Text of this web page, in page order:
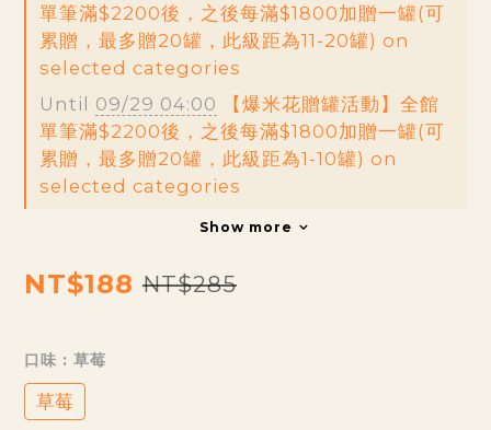
單筆滿$2200後，之後每滿$1800加贈一罐(可
累贈，最多贈20罐，此級距為11-20罐) on
selected categories
Until 09/29 04:00 【爆米花贈罐活動】全館
單筆滿$2200後，之後每滿$1800加贈一罐(可
累贈，最多贈20罐，此級距為1-10罐) on
selected categories
Show more
NT$188 NT$285
口味 : 草莓
草莓